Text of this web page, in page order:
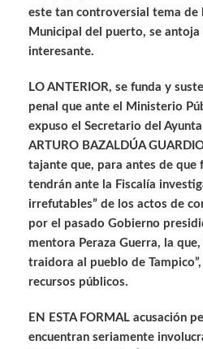
este tan controversial tema de
Municipal del puerto, se antoja
interesante.
LO ANTERIOR, se funda y
penal que ante el Ministerio
expuso el Secretario del
ARTURO BAZALDÚA
tajante que, para antes de que
tendrán ante la Fiscalía
irrefutables” de los actos de
por el pasado Gobierno
mentora Peraza Guerra, la
traidora al pueblo de
recursos públicos.
EN ESTA FORMAL acusación
encuentran seriamente